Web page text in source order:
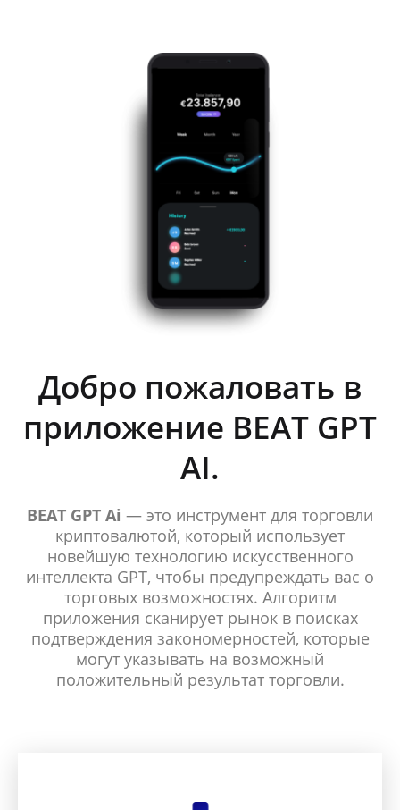
Добро пожаловать в
приложение BEAT GPT
AI.
BEAT GPT Ai — это инструмент для торговли
криптовалютой, который использует
новейшую технологию искусственного
интеллекта GPT, чтобы предупреждать вас о
торговых возможностях. Алгоритм
приложения сканирует рынок в поисках
подтверждения закономерностей, которые
могут указывать на возможный
положительный результат торговли.